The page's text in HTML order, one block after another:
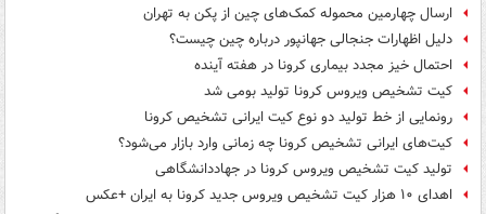
ارسال چهارمین محموله کمک‌های چین از پکن به تهران
دلیل اظهارات جنجالی جهانپور درباره چین چیست؟
احتمال خیز مجدد بیماری کرونا در هفته آینده
کیت تشخیص ویروس کرونا تولید بومی شد
رونمایی از خط تولید دو نوع کیت ایرانی تشخیص کرونا
کیت‌های ایرانی تشخیص کرونا چه زمانی وارد بازار می‌شود؟
تولید کیت تشخیص ویروس کرونا در جهاددانشگاهی
اهدای ۱۰ هزار کیت تشخیص ویروس جدید کرونا به ایران +عکس